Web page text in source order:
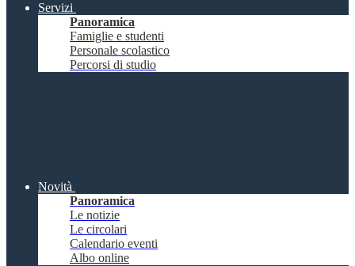
Servizi
Panoramica
Famiglie e studenti
Personale scolastico
Percorsi di studio
Novità
Panoramica
Le notizie
Le circolari
Calendario eventi
Albo online